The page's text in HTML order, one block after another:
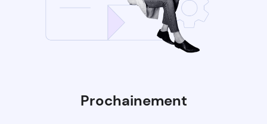
Prochainement